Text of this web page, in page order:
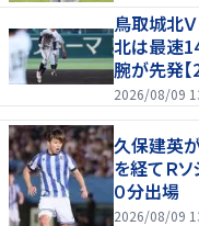
鳥取城北
北は最速
腕が先発
2026/08/09
久保建英
を経てＲ
０分出場
2026/08/09